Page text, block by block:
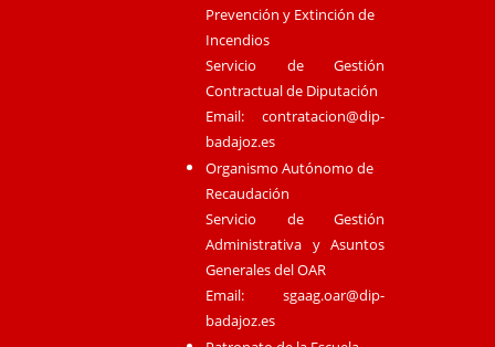
Prevención y Extinción de
Incendios
Servicio de Gestión
Contractual de Diputación
Email:contratacion@dip-
badajoz.es
Organismo Autónomo de
Recaudación
Servicio de Gestión
Administrativa y Asuntos
Generales del OAR
Email:sgaag.oar@dip-
badajoz.es